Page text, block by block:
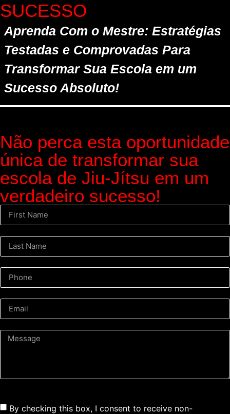
SUCESSO
Aprenda Com o Mestre: Estratégias
Testadas e Comprovadas Para
Transformar Sua Escola em um
Sucesso Absoluto!
Não perca esta oportunidade
única de transformar sua
escola de Jiu-Jítsu em um
verdadeiro sucesso!
By checking this box, I consent to receive non-